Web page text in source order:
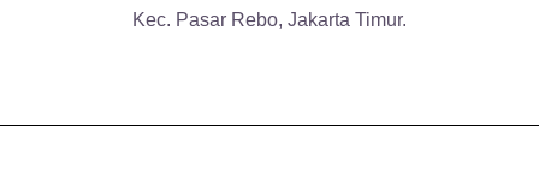
Kec. Pasar Rebo, Jakarta Timur.